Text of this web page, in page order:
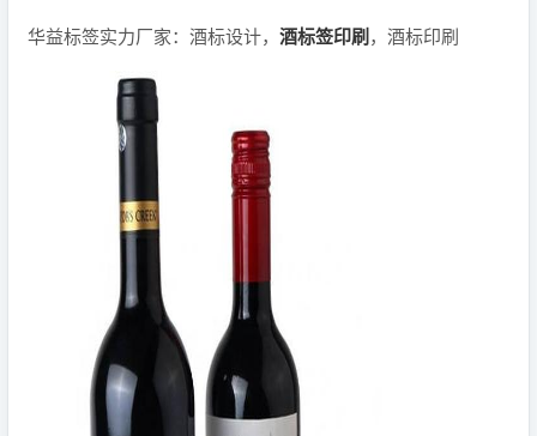
华益标签实力厂家：酒标设计， 酒标签印刷，酒标印刷